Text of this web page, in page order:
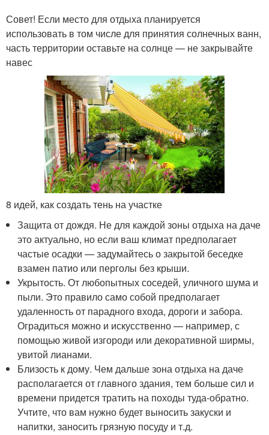
Совет! Если место для отдыха планируется
использовать в том числе для принятия солнечных ванн,
часть территории оставьте на солнце — не закрывайте
навес
8 идей, как создать тень на участке
Защита от дождя. Не для каждой зоны отдыха на даче
это актуально, но если ваш климат предполагает
частые осадки — задумайтесь о закрытой беседке
взамен патио или перголы без крыши.
Укрытость. От любопытных соседей, уличного шума и
пыли. Это правило само собой предполагает
удаленность от парадного входа, дороги и забора.
Оградиться можно и искусственно — например, с
помощью живой изгороди или декоративной ширмы,
увитой лианами.
Близость к дому. Чем дальше зона отдыха на даче
располагается от главного здания, тем больше сил и
времени придется тратить на походы туда-обратно.
Учтите, что вам нужно будет выносить закуски и
напитки, заносить грязную посуду и т.д.